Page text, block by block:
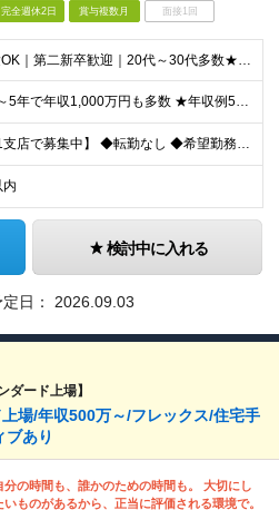
完全週休2日 賞与複数月 面接1回
★未経験OK｜第二新卒歓迎｜20代～30代多数★ ┗業界未経験者、営業未経験がほとんどです！ ★高卒以上 ━━━━━━━━ 育成前提の採用です！ ━━━━━━━━ 「稼ぎたい」「経営者になりたい」な
★入社3～5年で年収1,000万円も多数 ★年収例523万円／20代・2年目 月給24万4,094円～33万5,000円＋業績給＋賞与年2回（業績による） ※給与は配属エリアによって異なります ※
【全国61支店で募集中】 ◆転勤なし ◆希望勤務地を選べる ◆U・Iターンも歓迎です ----- 契約期間中は転勤がありません。 お住まいの地域でキャリアを築くことができます！ ----- ■北海道／
内
検討中に入れる
日： 2026.09.03
ダード上場】
場/年収500万～/フレックス/住宅手
ブあり
分の時間も、誰かのための時間も。 大切にし
いものがあるから、正当に評価される環境で。